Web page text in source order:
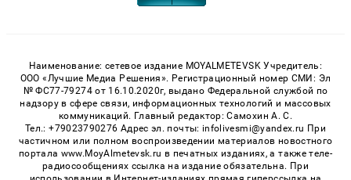
Наименование: сетевое издание MOYALMETEVSK Учредитель:
ООО «Лучшие Медиа Решения». Регистрационный номер СМИ: Эл
№ ФС77-79274 от 16.10.2020г, выдано Федеральной службой по
надзору в сфере связи, информационных технологий и массовых
коммуникаций. Главный редактор: Самохин А. С.
Тел.: +79023790276 Адрес эл. почты: infolivesmi@yandex.ru При
частичном или полном воспроизведении материалов новостного
портала www.MoyAlmetevsk.ru в печатных изданиях, а также теле-
радиосообщениях ссылка на издание обязательна. При